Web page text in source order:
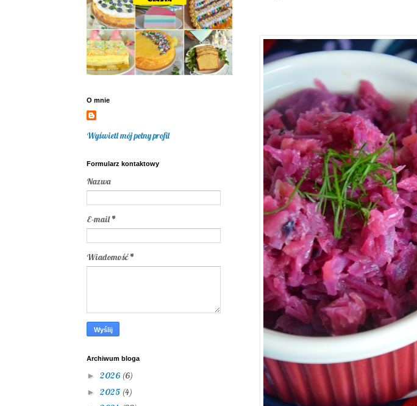
O mnie
Wyświetl mój pełny profil
Formularz kontaktowy
Nazwa
E-mail*
Wiadomość*
Archiwum bloga
► 2026 (6)
► 2025 (4)